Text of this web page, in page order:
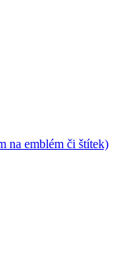
na emblém či štítek)